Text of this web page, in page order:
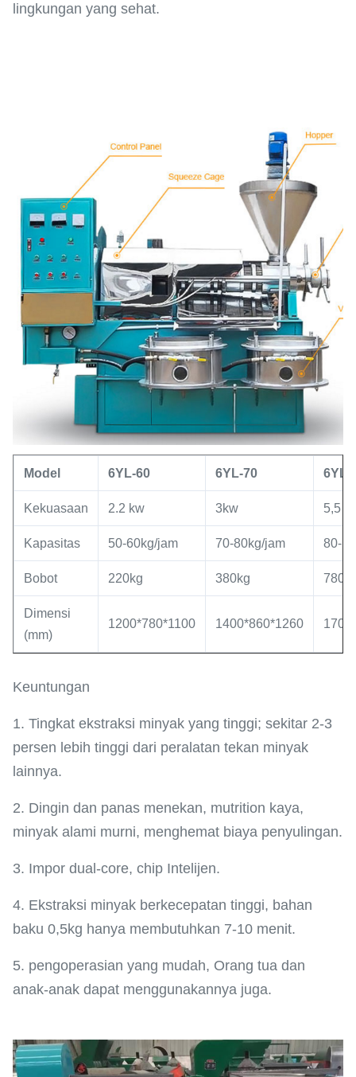
lingkungan yang sehat.
Model 6YL-60 6YL-70 6YL
Kekuasaan 2.2 kw 3kw 5,5
Kapasitas 50-60kg/jam 70-80kg/jam 80-
Bobot 220kg 380kg
Dimensi
(mm)
1200*780*1100 1400*860*1260
Keuntungan
1. Tingkat ekstraksi minyak yang tinggi; sekitar 2-3
persen lebih tinggi dari peralatan tekan minyak
lainnya.
2. Dingin dan panas menekan, mutrition kaya,
minyak alami murni, menghemat biaya penyulingan.
3. Impor dual-core, chip Intelijen.
4. Ekstraksi minyak berkecepatan tinggi, bahan
baku 0,5kg hanya membutuhkan 7-10 menit.
5. pengoperasian yang mudah, Orang tua dan
anak-anak dapat menggunakannya juga.